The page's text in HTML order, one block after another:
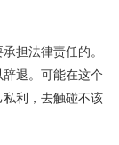
担法律责任的。
退。可能在这个
利，去触碰不该